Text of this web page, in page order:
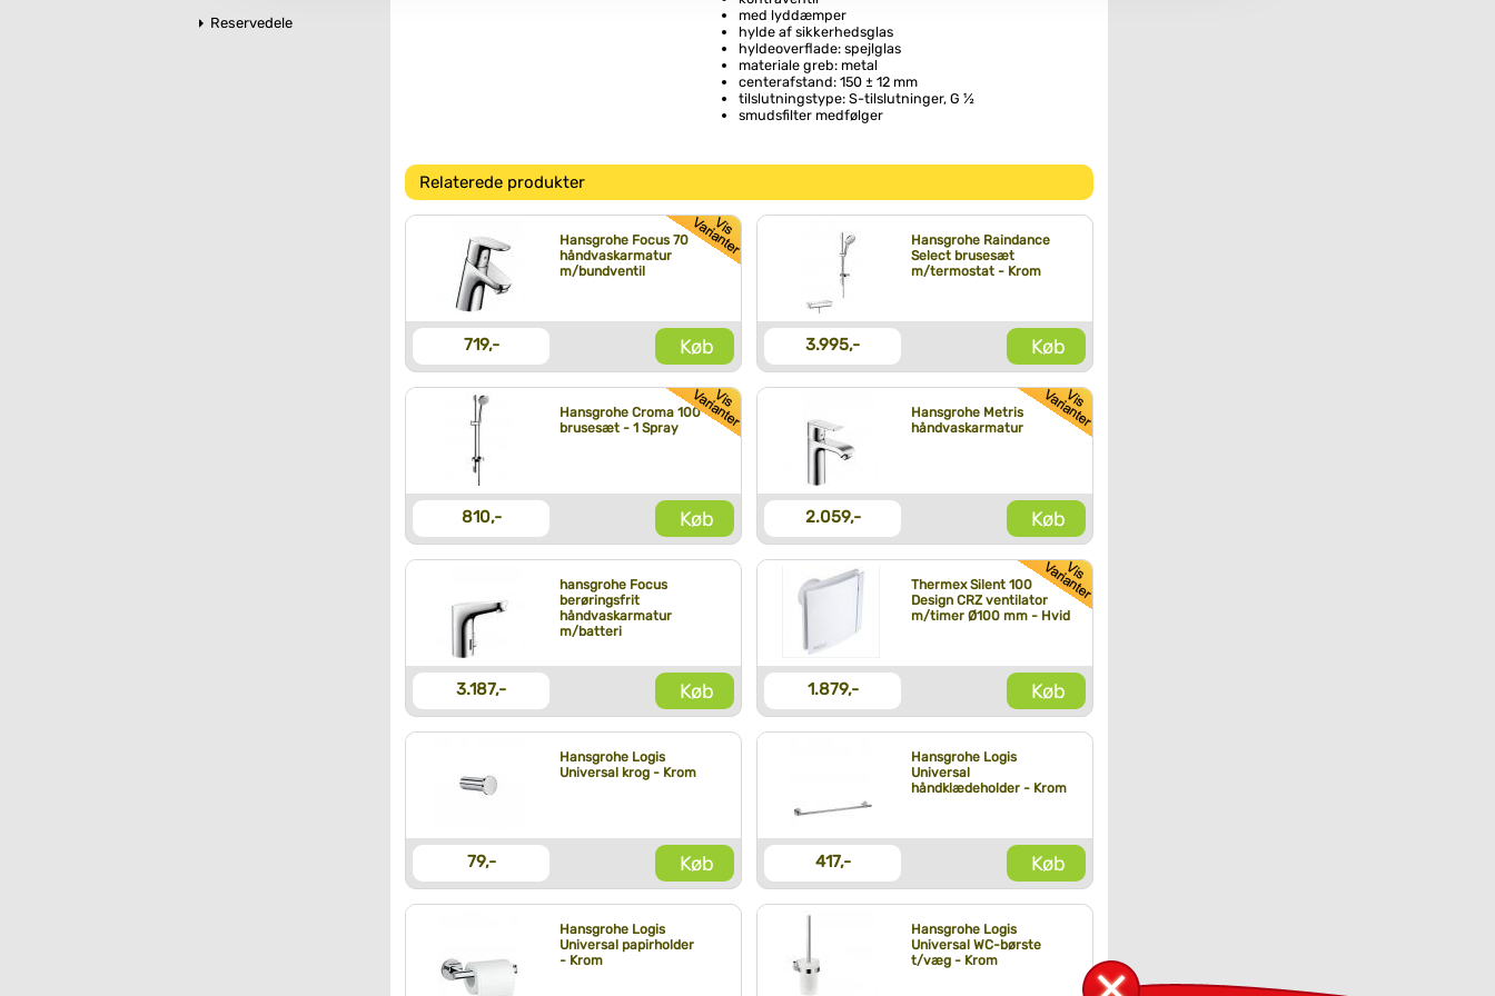
Reservedele
med lyddæmper
hylde af sikkerhedsglas
hyldeoverflade: spejlglas
materiale greb: metal
centerafstand: 150 ± 12 mm
tilslutningstype: S-tilslutninger, G ½
smudsfilter medfølger
Relaterede produkter
Hansgrohe Focus 70
håndvaskarmatur
m/bundventil
719,- Køb
Hansgrohe Raindance
Select brusesæt
m/termostat - Krom
3.995,- Køb
Hansgrohe Croma 100
brusesæt - 1 Spray
810,- Køb
Hansgrohe Metris
håndvaskarmatur
2.059,- Køb
hansgrohe Focus
berøringsfrit
håndvaskarmatur
m/batteri
3.187,- Køb
Thermex Silent 100
Design CRZ ventilator
m/timer Ø100 mm - Hvid
1.879,- Køb
Hansgrohe Logis
Universal krog - Krom
79,- Køb
Hansgrohe Logis
Universal
håndklædeholder - Krom
417,- Køb
Hansgrohe Logis
Universal papirholder
- Krom
Hansgrohe Logis
Universal WC-børste
t/væg - Krom